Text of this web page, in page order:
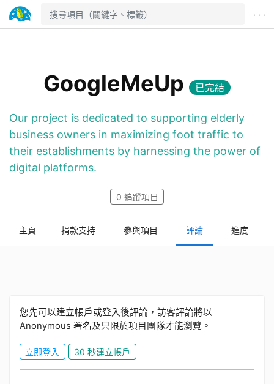
· · ·
GoogleMeUp 已完結
Our project is dedicated to supporting elderly
business owners in maximizing foot traffic to
their establishments by harnessing the power of
digital platforms.
0 追蹤項目
主頁 捐款支持 參與項目 評論 進度
您先可以建立帳戶或登入後評論，訪客評論將以
Anonymous 署名及只限於項目團隊才能瀏覽。
立即登入 30 秒建立帳戶